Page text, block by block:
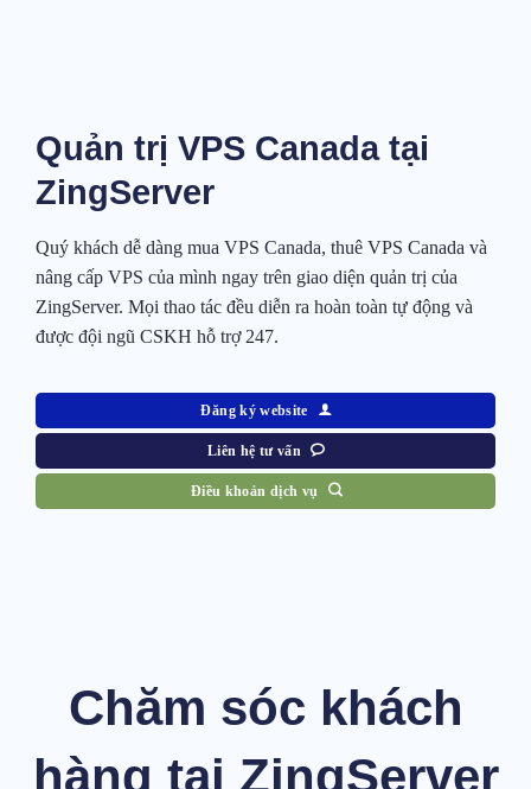
Quản trị VPS Canada tại
ZingServer
Quý khách dễ dàng mua VPS Canada, thuê VPS Canada và
nâng cấp VPS của mình ngay trên giao diện quản trị của
ZingServer. Mọi thao tác đều diễn ra hoàn toàn tự động và
được đội ngũ CSKH hỗ trợ 247.
Đăng ký website
Liên hệ tư vấn
Điều khoản dịch vụ
Chăm sóc khách
hàng tại ZingServer